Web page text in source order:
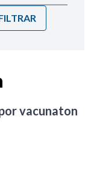
vacunaton